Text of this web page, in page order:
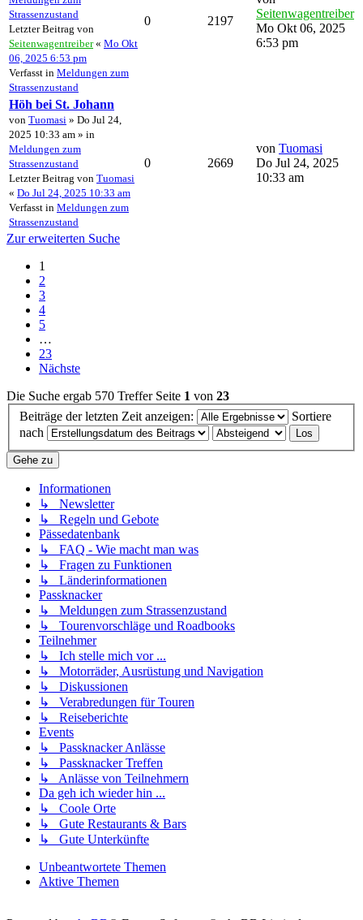
Strassenzustand
Letzter Beitrag von
Seitenwagentreiber« Mo Okt
06, 2025 6:53 pm
Verfasst in Meldungen zum
Strassenzustand
0 2197
Seitenwagentreiber
Mo Okt 06, 2025
6:53 pm
Höh bei St. Johann
von Tuomasi » Do Jul 24,
2025 10:33 am » in
Meldungen zum
Strassenzustand
Letzter Beitrag von Tuomasi
« Do Jul 24, 2025 10:33 am
Verfasst in Meldungen zum
Strassenzustand
0 2669
von Tuomasi
Do Jul 24, 2025
10:33 am
Zur erweiterten Suche
1
2
3
4
5
…
23
Nächste
Die Suche ergab 570 Treffer Seite 1 von 23
Beiträge der letzten Zeit anzeigen:
Sortiere
nach
Gehe zu
Informationen
↳ Newsletter
↳ Regeln und Gebote
Pässedatenbank
↳ FAQ - Wie macht man was
↳ Fragen zu Funktionen
↳ Länderinformationen
Passknacker
↳ Meldungen zum Strassenzustand
↳ Tourenvorschläge und Roadbooks
Teilnehmer
↳ Ich stelle mich vor ...
↳ Motorräder, Ausrüstung und Navigation
↳ Diskussionen
↳ Verabredungen für Touren
↳ Reiseberichte
Events
↳ Passknacker Anlässe
↳ Passknacker Treffen
↳ Anlässe von Teilnehmern
Da geh ich wieder hin ...
↳ Coole Orte
↳ Gute Restaurants & Bars
↳ Gute Unterkünfte
Unbeantwortete Themen
Aktive Themen